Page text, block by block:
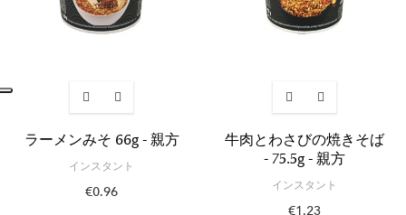
ラーメンみそ 66g - 親方
インスタント
€0.96
牛肉とわさびの焼きそば
- 75.5g - 親方
インスタント
€1.23